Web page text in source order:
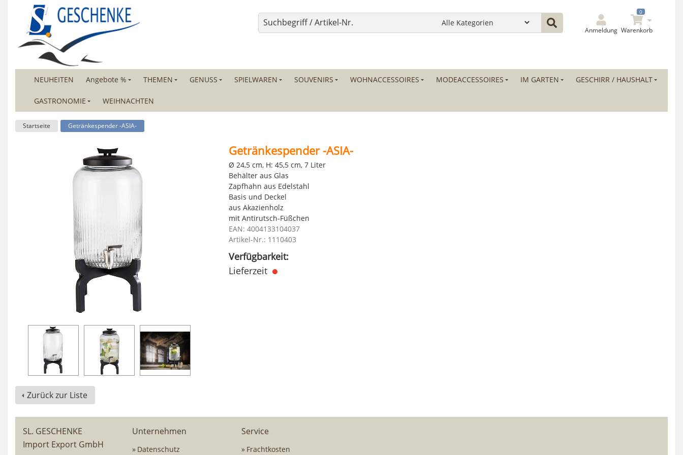
Anmeldung
0
Warenkorb
NEUHEITEN Angebote % THEMEN GENUSS SPIELWAREN SOUVENIRS WOHNACCESSOIRES MODEACCESSOIRES IM GARTEN GESCHIRR / HAUSHALT
GASTRONOMIE WEIHNACHTEN
Startseite Getränkespender -ASIA-
Getränkespender -ASIA-
Ø 24,5 cm, H: 45,5 cm, 7 Liter
Behälter aus Glas
Zapfhahn aus Edelstahl
Basis und Deckel
aus Akazienholz
mit Antirutsch-Füßchen
EAN: 4004133104037
Artikel-Nr.: 1110403
Verfügbarkeit:
Lieferzeit
Zurück zur Liste
SL. GESCHENKE
Import Export GmbH
Unternehmen
Datenschutz
Service
Frachtkosten